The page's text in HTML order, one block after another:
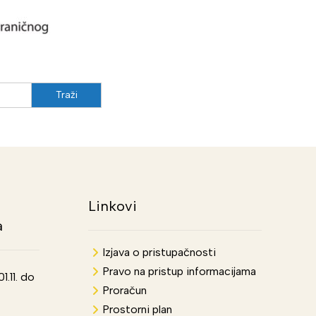
do
Linkovi
Izjava o pristupačnosti
Pravo na pristup informacijama
Proračun
Prostorni plan